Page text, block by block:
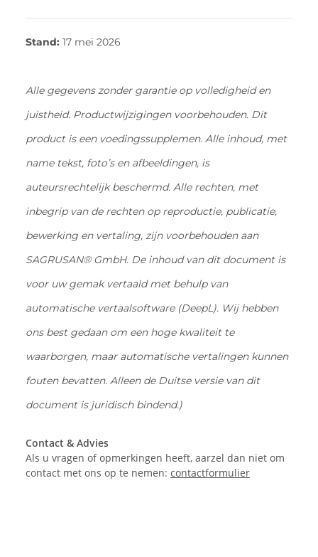
Stand: 17 mei 2026
Alle gegevens zonder garantie op volledigheid en
juistheid. Productwijzigingen voorbehouden. Dit
product is een voedingssupplemen. Alle inhoud, met
name tekst, foto’s en afbeeldingen, is
auteursrechtelijk beschermd. Alle rechten, met
inbegrip van de rechten op reproductie, publicatie,
bewerking en vertaling, zijn voorbehouden aan
SAGRUSAN® GmbH. De inhoud van dit document is
voor uw gemak vertaald met behulp van
automatische vertaalsoftware (DeepL). Wij hebben
ons best gedaan om een hoge kwaliteit te
waarborgen, maar automatische vertalingen kunnen
fouten bevatten. Alleen de Duitse versie van dit
document is juridisch bindend.)
Contact & Advies
Als u vragen of opmerkingen heeft, aarzel dan niet om
contact met ons op te nemen: contactformulier